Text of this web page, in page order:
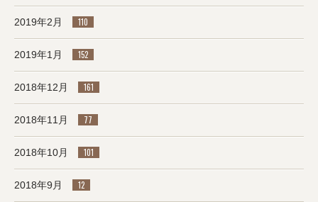
2019年2月 110
2019年1月 152
2018年12月 161
2018年11月 77
2018年10月 101
2018年9月 12